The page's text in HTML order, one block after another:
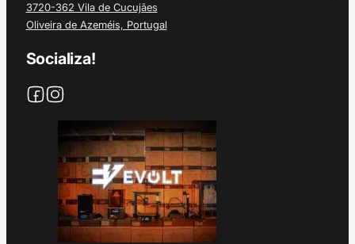
3720-362 Vila de Cucujães
Oliveira de Azeméis, Portugal
Socializa!